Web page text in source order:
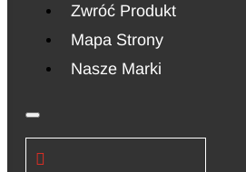
Zwróć Produkt
Mapa Strony
Nasze Marki